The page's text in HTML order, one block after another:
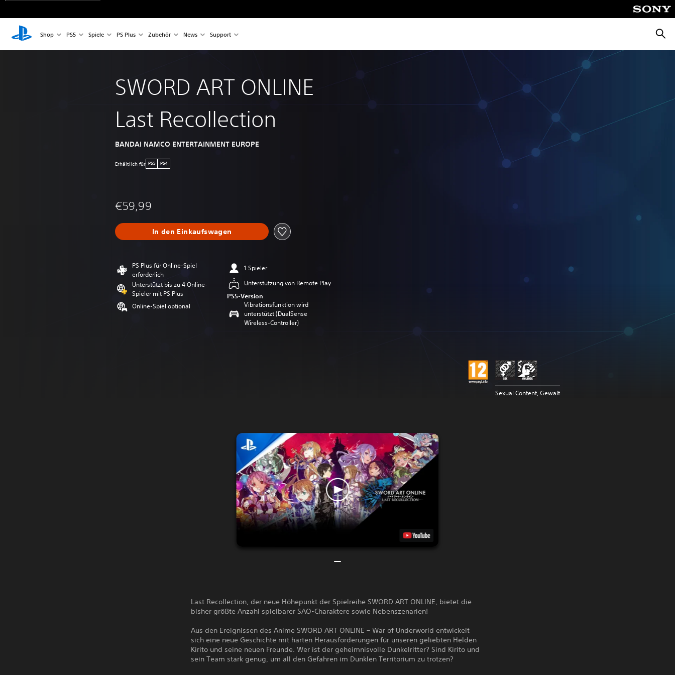
Shop PS5 Spiele PS Plus Zubehör News Support
SWORD ART ONLINE
Last Recollection
BANDAI NAMCO ENTERTAINMENT EUROPE
Erhältlich für PS5 PS4
€59,99
In den Einkaufswagen
PS Plus für Online-Spiel
erforderlich
Unterstützt bis zu 4 Online-
Spieler mit PS Plus
Online-Spiel optional
1 Spieler
Unterstützung von Remote Play
PS5-Version
Vibrationsfunktion wird
unterstützt (DualSense
Wireless-Controller)
Sexual Content, Gewalt
Last Recollection, der neue Höhepunkt der Spielreihe SWORD ART ONLINE, bietet die
bisher größte Anzahl spielbarer SAO-Charaktere sowie Nebenszenarien!
Aus den Ereignissen des Anime SWORD ART ONLINE – War of Underworld entwickelt
sich eine neue Geschichte mit harten Herausforderungen für unseren geliebten Helden
Kirito und seine neuen Freunde. Wer ist der geheimnisvolle Dunkelritter? Sind Kirito und
sein Team stark genug, um all den Gefahren im Dunklen Territorium zu trotzen?